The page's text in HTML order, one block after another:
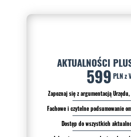
AKTUALNOŚCI
599 PLN z
Zapoznaj się z argumentacją
Fachowe i czytelne podsumowanie
Dostęp do wszystkich